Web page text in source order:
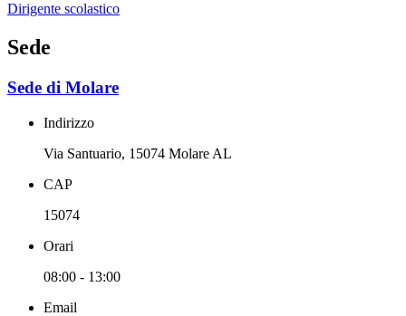
Dirigente scolastico
Sede
Sede di Molare
Indirizzo
Via Santuario, 15074 Molare AL
CAP
15074
Orari
08:00 - 13:00
Email